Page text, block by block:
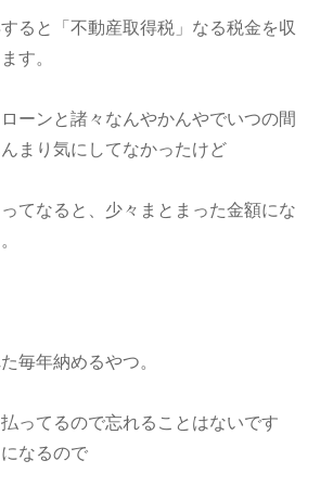
ると「不動産取得税」なる税金を収
す。
ーンと諸々なんやかんやでいつの間
まり気にしてなかったけど
てなると、少々まとまった金額にな
毎年納めるやつ。
ってるので忘れることはないです
なるので